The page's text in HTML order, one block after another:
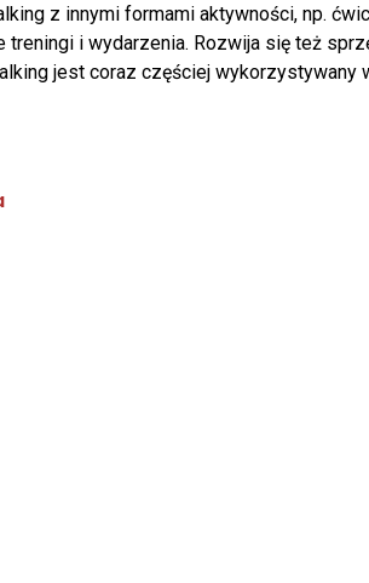
z innymi formami aktywności, np.
treningi i wydarzenia. Rozwija się też
jest coraz częściej wykorzystywany